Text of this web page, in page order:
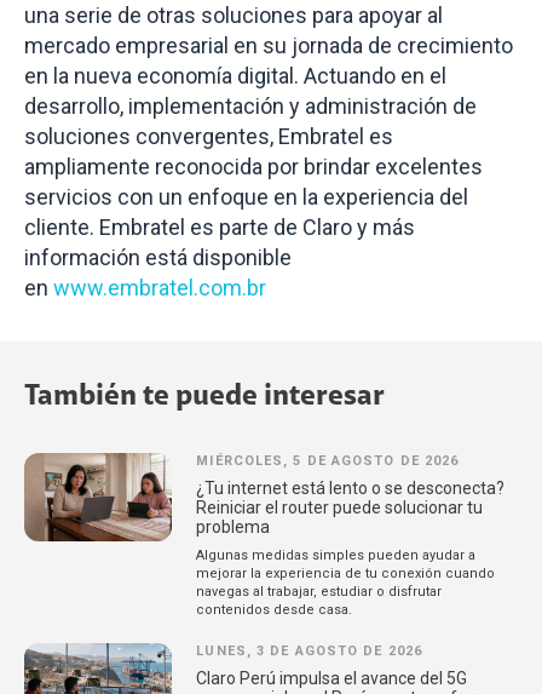
una serie de otras soluciones para apoyar al
mercado empresarial en su jornada de crecimiento
en la nueva economía digital. Actuando en el
desarrollo, implementación y administración de
soluciones convergentes, Embratel es
ampliamente reconocida por brindar excelentes
servicios con un enfoque en la experiencia del
cliente. Embratel es parte de Claro y más
información está disponible
en www.embratel.com.br
También te puede interesar
MIÉRCOLES, 5 DE AGOSTO DE 2026
¿Tu internet está lento o se desconecta?
Reiniciar el router puede solucionar tu
problema
Algunas medidas simples pueden ayudar a
mejorar la experiencia de tu conexión cuando
navegas al trabajar, estudiar o disfrutar
contenidos desde casa.
LUNES, 3 DE AGOSTO DE 2026
Claro Perú impulsa el avance del 5G